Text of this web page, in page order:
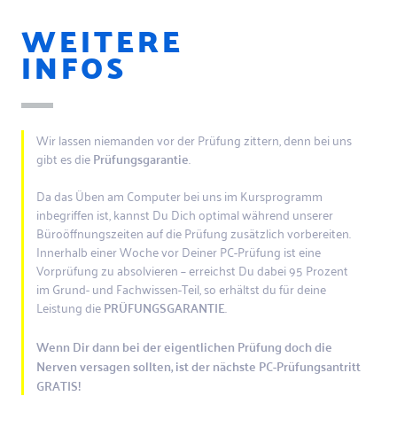
WEITERE
INFOS
Wir lassen niemanden vor der Prüfung zittern, denn bei uns
gibt es diePrüfungsgarantie.
Da das Üben am Computer bei uns im Kursprogramm
inbegriffen ist, kannst Du Dich optimal während unserer
Büroöffnungszeiten auf die Prüfung zusätzlich vorbereiten.
Innerhalb einer Woche vor Deiner PC-Prüfung ist eine
Vorprüfung zu absolvieren – erreichst Du dabei 95 Prozent
im Grund- und Fachwissen-Teil, so erhältst du für deine
Leistung diePRÜFUNGSGARANTIE.
Wenn Dir dann bei der eigentlichen Prüfung doch die
Nerven versagen sollten, ist der nächste PC-Prüfungsantritt
GRATIS!